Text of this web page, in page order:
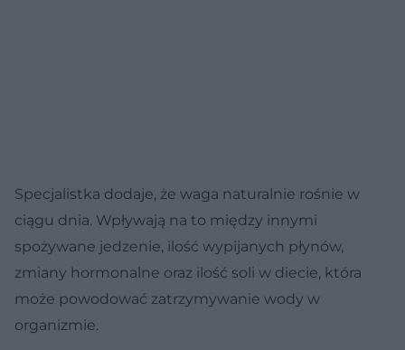
Specjalistka dodaje, że waga naturalnie rośnie w
ciągu dnia. Wpływają na to między innymi
spożywane jedzenie, ilość wypijanych płynów,
zmiany hormonalne oraz ilość soli w diecie, która
może powodować zatrzymywanie wody w
organizmie.